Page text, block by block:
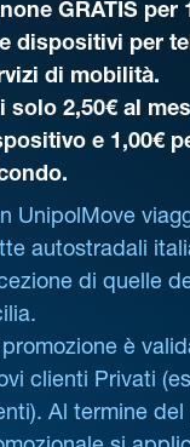
GRATIS per
dispositivi per
di mobilità.
solo 2,50€ al
e 1,00€
UnipolMove
autostradali
di quelle
è
clienti Privati
Al termine del